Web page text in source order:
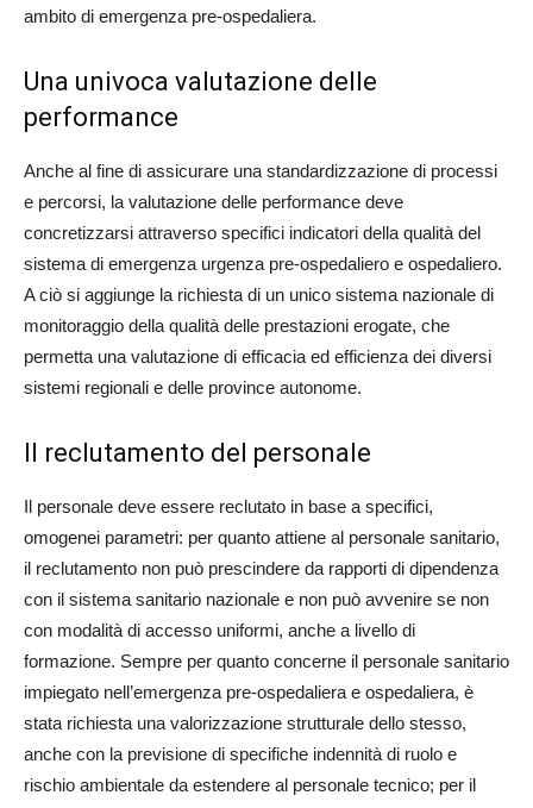
ambito di emergenza pre-ospedaliera.
Una univoca valutazione delle
performance
Anche al fine di assicurare una standardizzazione di processi
e percorsi, la valutazione delle performance deve
concretizzarsi attraverso specifici indicatori della qualità del
sistema di emergenza urgenza pre-ospedaliero e ospedaliero.
A ciò si aggiunge la richiesta di un unico sistema nazionale di
monitoraggio della qualità delle prestazioni erogate, che
permetta una valutazione di efficacia ed efficienza dei diversi
sistemi regionali e delle province autonome.
Il reclutamento del personale
Il personale deve essere reclutato in base a specifici,
omogenei parametri: per quanto attiene al personale sanitario,
il reclutamento non può prescindere da rapporti di dipendenza
con il sistema sanitario nazionale e non può avvenire se non
con modalità di accesso uniformi, anche a livello di
formazione. Sempre per quanto concerne il personale sanitario
impiegato nell’emergenza pre-ospedaliera e ospedaliera, è
stata richiesta una valorizzazione strutturale dello stesso,
anche con la previsione di specifiche indennità di ruolo e
rischio ambientale da estendere al personale tecnico; per il